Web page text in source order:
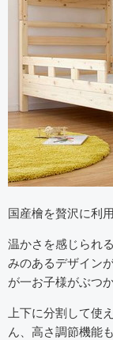
国産檜を贅沢に利
温かさを感じられ
みのあるデザイン
が一お子様がぶつ
上下に分割して使
ん、高さ調節機能